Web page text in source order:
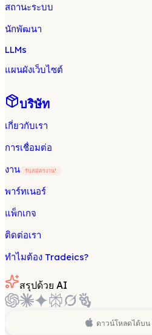
สถานะระบบ
นักพัฒนา
LLMs
แผนผังเว็บไซต์
บริษัท
เกี่ยวกับเรา
การเชื่อมต่อ
งาน
รับสมัครงาน!
พาร์ทเนอร์
แพ็กเกจ
ติดต่อเรา
ทำไมต้อง Tradeics?
สรุปด้วย AI
ดาวน์โหลดได้บน